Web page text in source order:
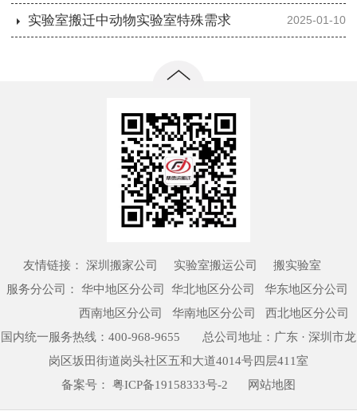
2025-01-10
实验室搬迁中动物实验室特殊需求
友情链接： 深圳搬家公司 实验室搬运公司
搬实验室
服务分公司： 华中地区分公司
华北地区分公司 华东地区分公司
西南地区分公司 华南地区分公司 西北地区分公司
国内统一服务热线： 400-968-9655 总公司地址：广东 · 深圳市龙
岗区坂田街道岗头社区五和大道4014号四层411室
备案号：
粤ICP备19158333号-2 网站地图